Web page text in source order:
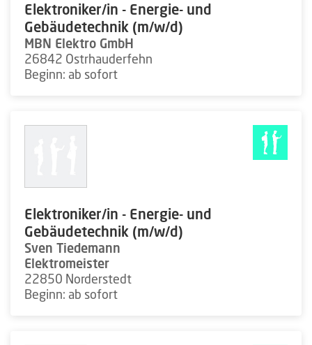
Elektroniker/in - Energie- und
Gebäudetechnik (m/w/d)
MBN Elektro GmbH
26842 Ostrhauderfehn
Beginn: ab sofort
Elektroniker/in - Energie- und
Gebäudetechnik (m/w/d)
Sven Tiedemann
Elektromeister
22850 Norderstedt
Beginn: ab sofort